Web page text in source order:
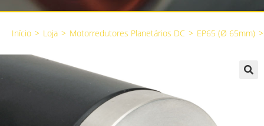
Início > Loja > Motorredutores Planetários DC > EP65 (Ø 65mm) >